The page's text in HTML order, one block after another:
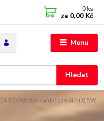
Menu
Hledat
0 ks
za 0,00 Kč
ŽÁROVKA standardní speciální 0,5W